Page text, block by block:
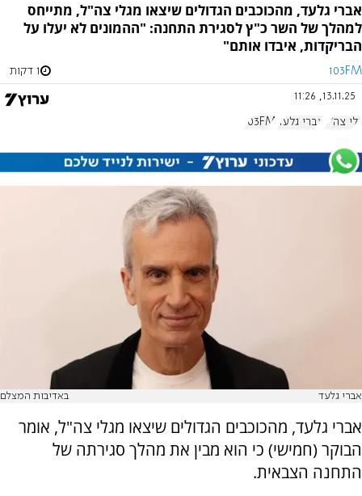
אברי גלעד, מהכוכבים הגדולים שיצאו מגלי צה"ל, מתייחס
למהלך של השר כ"ץ לסגירת התחנה: "ההמונים לא יעלו על
הבריקדות, איבדו אותם"
103FM 1 דקות
13.11.25, 11:26
גלי צה"ל אברי גלעד 103FM
אברי גלעד באדיבות המצלם
אברי גלעד, מהכוכבים הגדולים שיצאו מגלי צה"ל, אומר
הבוקר (חמישי) כי הוא מבין את מהלך סגירתה של
התחנה הצבאית.